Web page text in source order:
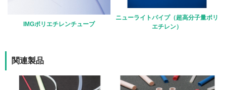
IMGポリエチレンチューブ
ニューライトパイプ（超高分子量ポリ
エチレン）
関連製品